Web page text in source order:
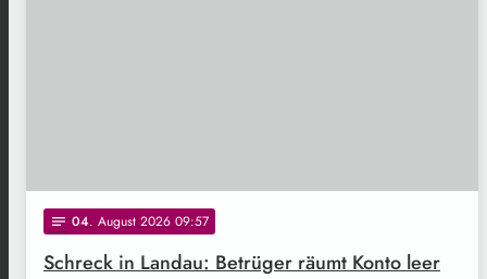
notes 04. August 2026 09:57
Schreck in Landau: Betrüger räumt Konto leer